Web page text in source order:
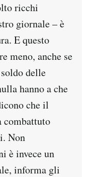
ricchi
giornale – è
E questo
meno, anche se
delle
hanno a che
che il
combattuto
Non
è invece un
informa gli